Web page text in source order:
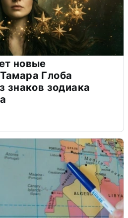
новые
Глоба
знаков зодиака